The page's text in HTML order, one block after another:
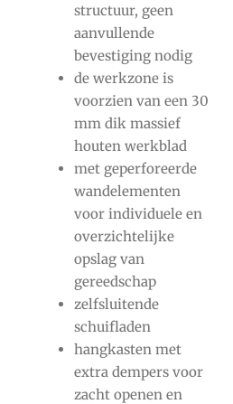
structuur, geen
aanvullende
bevestiging nodig
de werkzone is
voorzien van een 30
mm dik massief
houten werkblad
met geperforeerde
wandelementen
voor individuele en
overzichtelijke
opslag van
gereedschap
zelfsluitende
schuifladen
hangkasten met
extra dempers voor
zacht openen en